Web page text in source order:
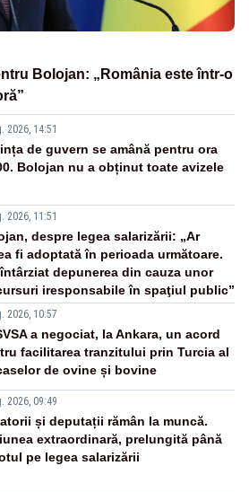
Bolojan: „România este într-o
2026, 14:51
de guvern se amână pentru ora
Bolojan nu a obținut toate avizele
2026, 11:51
despre legea salarizării: „Ar
fi adoptată în perioada următoare.
depunerea din cauza unor
iresponsabile în spaţiul public”
2026, 10:57
a negociat, la Ankara, un acord
facilitarea tranzitului prin Turcia al
de ovine și bovine
2026, 09:49
și deputații rămân la muncă.
extraordinară, prelungită până
pe legea salarizării